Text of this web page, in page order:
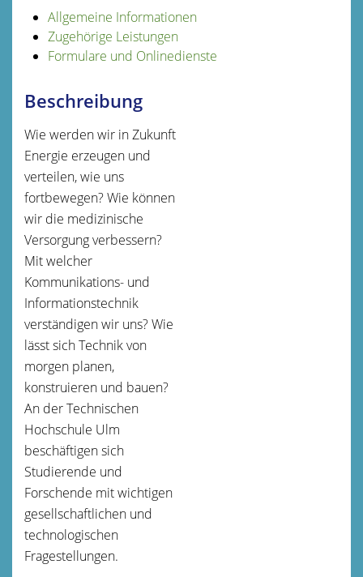
Allgemeine Informationen
Zugehörige Leistungen
Formulare und Onlinedienste
Beschreibung
Wie werden wir in Zukunft
Energie erzeugen und
verteilen, wie uns
fortbewegen? Wie können
wir die medizinische
Versorgung verbessern?
Mit welcher
Kommunikations- und
Informationstechnik
verständigen wir uns? Wie
lässt sich Technik von
morgen planen,
konstruieren und bauen?
An der Technischen
Hochschule Ulm
beschäftigen sich
Studierende und
Forschende mit wichtigen
gesellschaftlichen und
technologischen
Fragestellungen.